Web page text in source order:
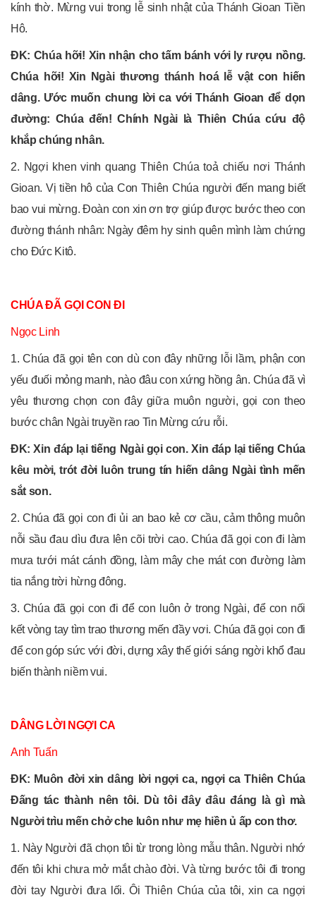
kính thờ. Mừng vui trong lễ sinh nhật của Thánh Gioan Tiền
Hô.
ĐK: Chúa hỡi! Xin nhận cho tấm bánh với ly rượu nồng.
Chúa hỡi! Xin Ngài thương thánh hoá lễ vật con hiến
dâng. Ước muốn chung lời ca với Thánh Gioan để dọn
đường: Chúa đến! Chính Ngài là Thiên Chúa cứu độ
khắp chúng nhân.
2. Ngợi khen vinh quang Thiên Chúa toả chiếu nơi Thánh
Gioan. Vị tiền hô của Con Thiên Chúa người đến mang biết
bao vui mừng. Đoàn con xin ơn trợ giúp được bước theo con
đường thánh nhân: Ngày đêm hy sinh quên mình làm chứng
cho Đức Kitô.
CHÚA ĐÃ GỌI CON ĐI
Ngọc Linh
1. Chúa đã gọi tên con dù con đây những lỗi lầm, phận con
yếu đuối mỏng manh, nào đâu con xứng hồng ân. Chúa đã vì
yêu thương chọn con đây giữa muôn người, gọi con theo
bước chân Ngài truyền rao Tin Mừng cứu rỗi.
ĐK: Xin đáp lại tiếng Ngài gọi con. Xin đáp lại tiếng Chúa
kêu mời, trót đời luôn trung tín hiến dâng Ngài tình mến
sắt son.
2. Chúa đã gọi con đi ủi an bao kẻ cơ cầu, cảm thông muôn
nỗi sầu đau dìu đưa lên cõi trời cao. Chúa đã gọi con đi làm
mưa tưới mát cánh đồng, làm mây che mát con đường làm
tia nắng trời hừng đông.
3. Chúa đã gọi con đi để con luôn ở trong Ngài, để con nối
kết vòng tay tìm trao thương mến đầy vơi. Chúa đã gọi con đi
để con góp sức với đời, dựng xây thế giới sáng ngời khổ đau
biến thành niềm vui.
DÂNG LỜI NGỢI CA
Anh Tuấn
ĐK: Muôn đời xin dâng lời ngợi ca, ngợi ca Thiên Chúa
Đấng tác thành nên tôi. Dù tôi đây đâu đáng là gì mà
Người trìu mến chở che luôn như mẹ hiền ủ ấp con thơ.
1. Này Người đã chọn tôi từ trong lòng mẫu thân. Người nhớ
đến tôi khi chưa mở mắt chào đời. Và từng bước tôi đi trong
đời tay Người đưa lối. Ôi Thiên Chúa của tôi, xin ca ngợi